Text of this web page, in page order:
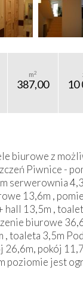
m2
387,00 10
biurowe z
Piwnice -
serwerownia
13,6m ,
13,5m ,
biurowe
toaleta 3,5m
pokój
poziomie jest